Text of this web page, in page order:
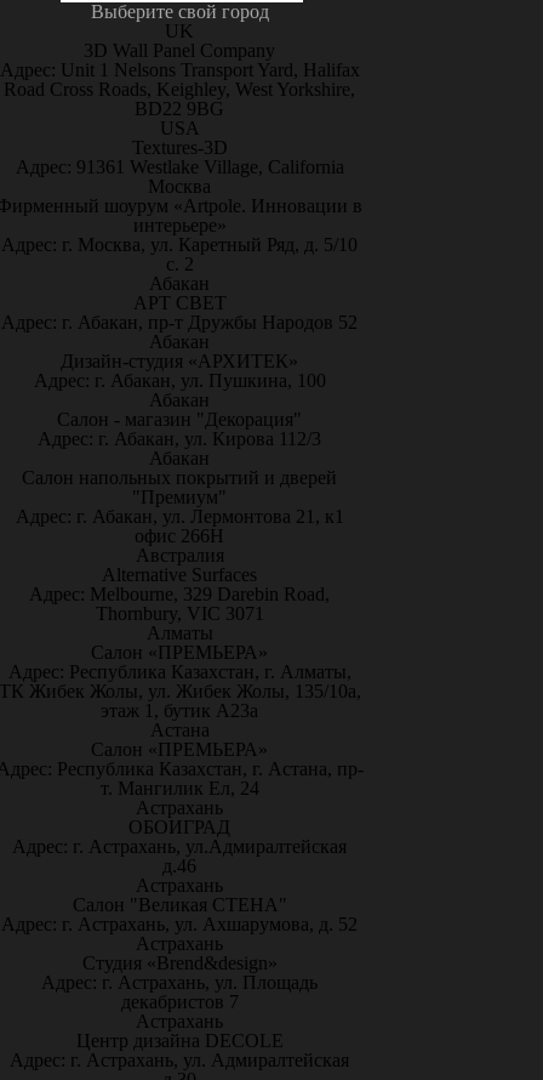
Выберите свой город
UK
3D Wall Panel Company
Адрес: Unit 1 Nelsons Transport Yard, Halifax
Road Cross Roads, Keighley, West Yorkshire,
BD22 9BG
USA
Textures-3D
Адрес: 91361 Westlake Village, California
Москва
шоурум «Artpole. Инновации в
интерьере»
Адрес: г. Москва, ул. Каретный Ряд, д. 5/10
с. 2
Абакан
АРТ СВЕТ
Адрес: г. Абакан, пр-т Дружбы Народов 52
Абакан
Дизайн-студия «АРХИТЕК»
Адрес: г. Абакан, ул. Пушкина, 100
Абакан
Салон - магазин "Декорация"
Адрес: г. Абакан, ул. Кирова 112/3
Абакан
Салон напольных покрытий и дверей
"Премиум"
Адрес: г. Абакан, ул. Лермонтова 21, к1
офис 266Н
Австралия
Alternative Surfaces
Адрес: Melbourne, 329 Darebin Road,
Thornbury, VIC 3071
Алматы
Салон «ПРЕМЬЕРА»
Адрес: Республика Казахстан, г. Алматы,
Жибек Жолы, ул. Жибек Жолы, 135/10а,
этаж 1, бутик А23а
Астана
Салон «ПРЕМЬЕРА»
Республика Казахстан, г. Астана, пр-
т. Мангилик Ел, 24
Астрахань
ОБОИГРАД
Адрес: г. Астрахань, ул.Адмиралтейская
д.46
Астрахань
Салон "Великая СТЕНА"
Адрес: г. Астрахань, ул. Ахшарумова, д. 52
Астрахань
Студия «Brend&design»
Адрес: г. Астрахань, ул. Площадь
декабристов 7
Астрахань
Центр дизайна DECOLE
Адрес: г. Астрахань, ул. Адмиралтейская